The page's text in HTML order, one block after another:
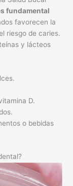
D.
o bebidas